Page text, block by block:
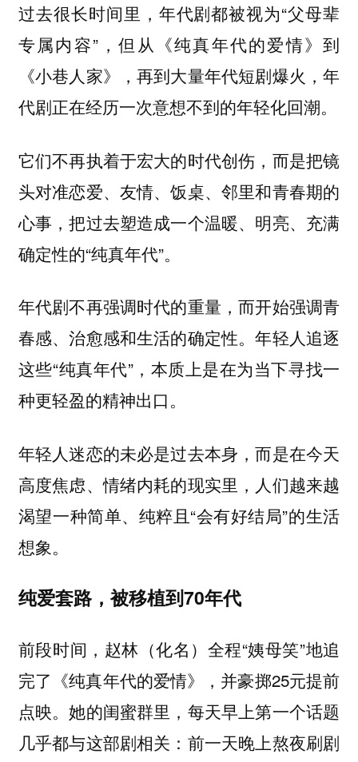
过去很长时间里，年代剧都被视为“父母辈
专属内容”，但从《纯真年代的爱情》到
《小巷人家》，再到大量年代短剧爆火，年
代剧正在经历一次意想不到的年轻化回潮。
它们不再执着于宏大的时代创伤，而是把镜
头对准恋爱、友情、饭桌、邻里和青春期的
心事，把过去塑造成一个温暖、明亮、充满
确定性的“纯真年代”。
年代剧不再强调时代的重量，而开始强调青
春感、治愈感和生活的确定性。年轻人追逐
这些“纯真年代”，本质上是在为当下寻找一
种更轻盈的精神出口。
年轻人迷恋的未必是过去本身，而是在今天
高度焦虑、情绪内耗的现实里，人们越来越
渴望一种简单、纯粹且“会有好结局”的生活
想象。
纯爱套路，被移植到70年代
前段时间，赵林（化名）全程“姨母笑”地追
完了《纯真年代的爱情》，并豪掷25元提前
点映。她的闺蜜群里，每天早上第一个话题
几乎都与这部剧相关：前一天晚上熬夜刷剧